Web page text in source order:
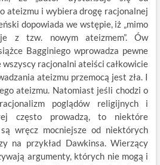
ateizmu i wybiera drogę racjonalnej
dopowiada we wstępie, iż „mimo
z tzw. nowym ateizmem”. Ów
Bagginiego wprowadza pewne
racjonalni ateiści całkowicie
ateizmu przemocą jest zła. I
ateizmu. Natomiast jeśli chodzi o
poglądów religijnych i
często prowadzą, to niektóre
wręcz mocniejsze od niektórych
na przykład Dawkinsa. Wierzący
argumenty, których nie mogą i